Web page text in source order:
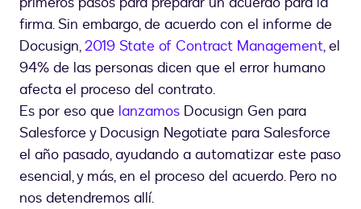
firma. Sin embargo, de acuerdo con el informe de
Docusign,2019 State of Contract Management, el
94% de las personas dicen que el error humano
afecta el proceso del contrato.
Es por eso que lanzamos Docusign Gen para
Salesforce y Docusign Negotiate para Salesforce
el año pasado, ayudando a automatizar este paso
esencial, y más, en el proceso del acuerdo. Pero no
nos detendremos allí.